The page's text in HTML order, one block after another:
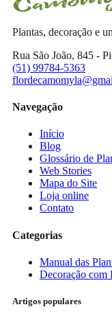
Plantas, decoração e
Rua São João, 845 -
(51) 99784-5363
Navegação
Início
Blog
Glossário de
Web Stories
Mapa do Site
Loja online
Contato
Categorias
Manual das
Decoração com
Artigos populares